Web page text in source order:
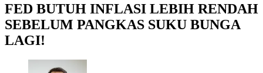
FED BUTUH INFLASI LEBIH RENDAH
SEBELUM PANGKAS SUKU BUNGA
LAGI!